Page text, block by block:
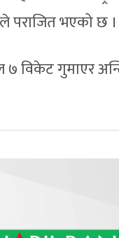
पराजित भएको छ ।
विकेट गुमाएर